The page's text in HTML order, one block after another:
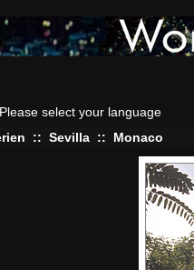
Please select your language
:: Sevilla :: Monaco